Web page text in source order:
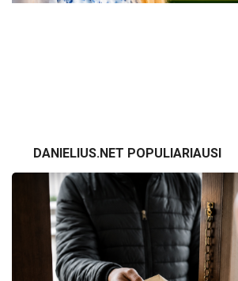
DANIELIUS.NET POPULIARIAUSI